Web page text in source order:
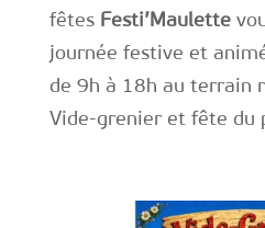
fêtes Festi’Maulette
journée festive et
de 9h à 18h au terrain
Vide-grenier et fête du